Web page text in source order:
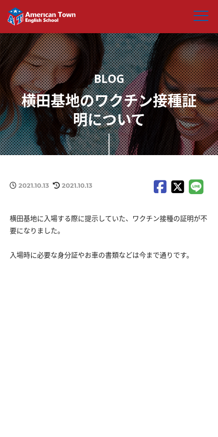
横田基地のワクチン接種証
明について
2021.10.13 2021.10.13
横田基地に入場する際に提示していた、ワクチン接種の証明が不
要になりました。
入場時に必要な身分証やお車の書類などは今まで通りです。